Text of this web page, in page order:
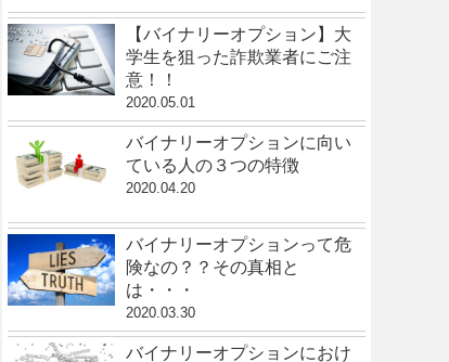
【バイナリーオプション】大
学生を狙った詐欺業者にご注
意！！
2020.05.01
バイナリーオプションに向い
ている人の３つの特徴
2020.04.20
バイナリーオプションって危
険なの？？その真相と
は・・・
2020.03.30
バイナリーオプションにおけ